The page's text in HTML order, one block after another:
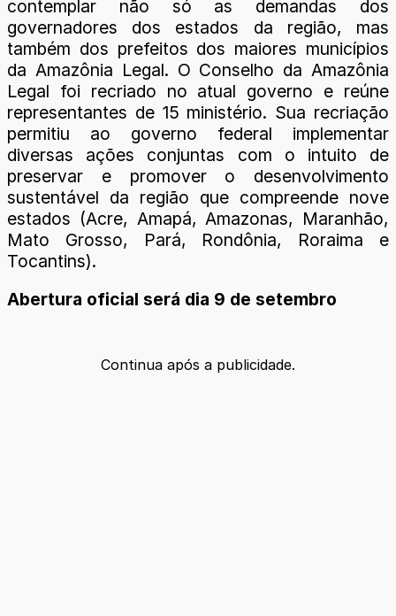
contemplar não só as demandas dos
governadores dos estados da região, mas
também dos prefeitos dos maiores municípios
da Amazônia Legal. O Conselho da Amazônia
Legal foi recriado no atual governo e reúne
representantes de 15 ministério. Sua recriação
permitiu ao governo federal implementar
diversas ações conjuntas com o intuito de
preservar e promover o desenvolvimento
sustentável da região que compreende nove
estados (Acre, Amapá, Amazonas, Maranhão,
Mato Grosso, Pará, Rondônia, Roraima e
Tocantins).
Abertura oficial será dia 9 de setembro
Continua após a publicidade.